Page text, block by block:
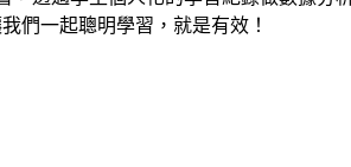
們一起聰明學習，就是有效！